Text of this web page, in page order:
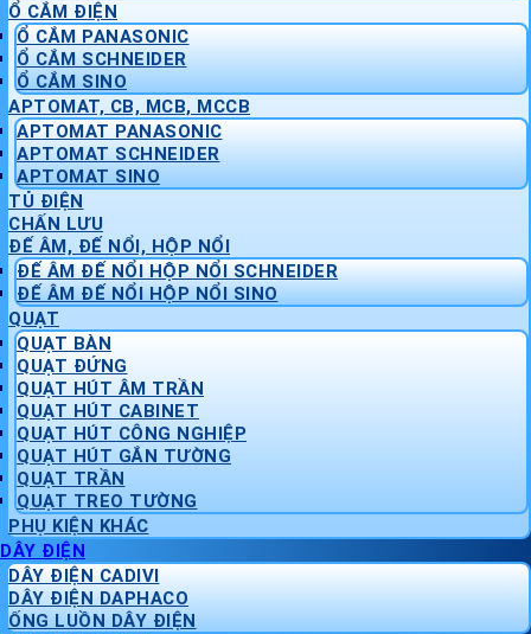
Ổ CẮM ĐIỆN
Ổ CẮM PANASONIC
Ổ CẮM SCHNEIDER
Ổ CẮM SINO
APTOMAT, CB, MCB, MCCB
APTOMAT PANASONIC
APTOMAT SCHNEIDER
APTOMAT SINO
TỦ ĐIỆN
CHẤN LƯU
ĐẾ ÂM, ĐẾ NỔI, HỘP NỔI
ĐẾ ÂM ĐẾ NỔI HỘP NỔI SCHNEIDER
ĐẾ ÂM ĐẾ NỔI HỘP NỔI SINO
QUẠT
QUẠT BÀN
QUẠT ĐỨNG
QUẠT HÚT ÂM TRẦN
QUẠT HÚT CABINET
QUẠT HÚT CÔNG NGHIỆP
QUẠT HÚT GẮN TƯỜNG
QUẠT TRẦN
QUẠT TREO TƯỜNG
PHỤ KIỆN KHÁC
DÂY ĐIỆN
DÂY ĐIỆN CADIVI
DÂY ĐIỆN DAPHACO
ỐNG LUỒN DÂY ĐIỆN